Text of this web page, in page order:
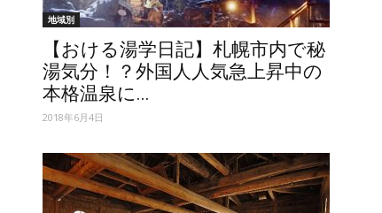
テ
ィ】
地域別
【おける湯学日記】札幌市内で秘
湯気分！？外国人人気急上昇中の
本格温泉に...
2018年6月4日